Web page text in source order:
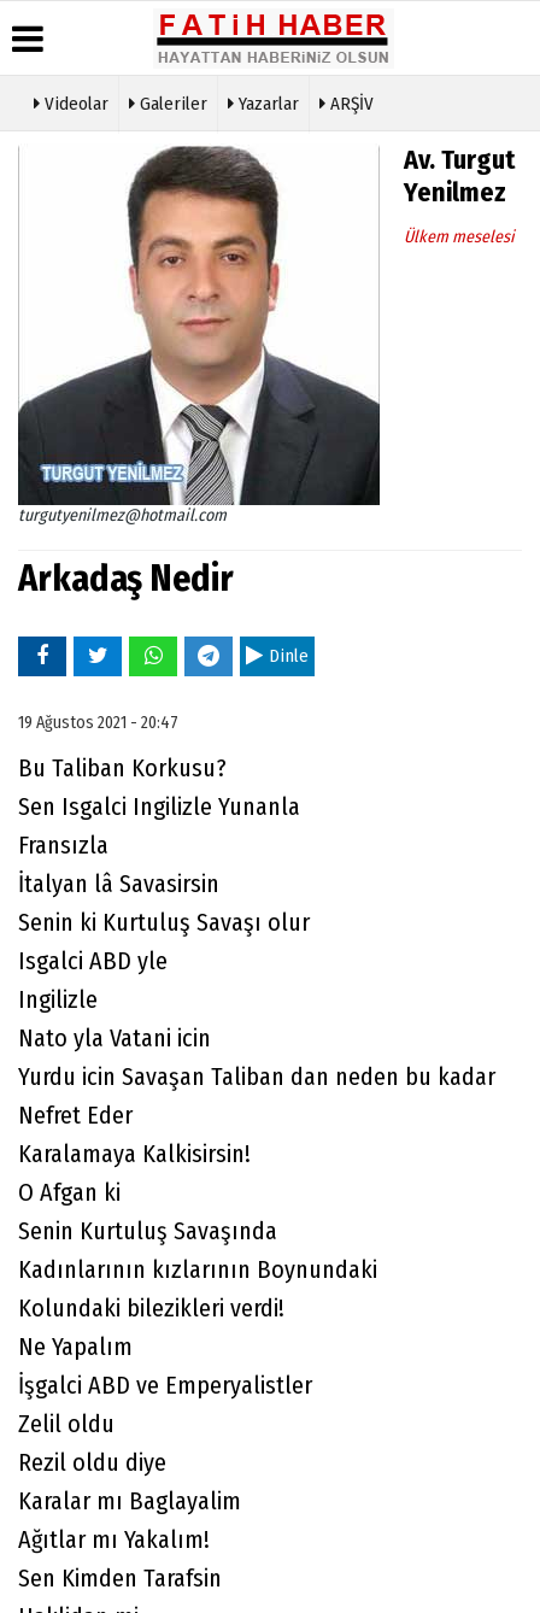
Haberleri
Biyografiler
Künye
İletişim
Politikası
Videolar Galeriler Yazarlar ARŞİV
Av. Turgut
Yenilmez
Ülkem meselesi
turgutyenilmez@hotmail.com
Arkadaş Nedir
Dinle
19 Ağustos 2021 - 20:47
Bu Taliban Korkusu?
Sen Isgalci Ingilizle Yunanla
Fransızla
İtalyan lâ Savasirsin
Senin ki Kurtuluş Savaşı olur
Isgalci ABD yle
Ingilizle
Nato yla Vatani icin
Yurdu icin Savaşan Taliban dan neden bu kadar
Nefret Eder
Karalamaya Kalkisirsin!
O Afgan ki
Senin Kurtuluş Savaşında
Kadınlarının kızlarının Boynundaki
Kolundaki bilezikleri verdi!
Ne Yapalım
İşgalci ABD ve Emperyalistler
Zelil oldu
Rezil oldu diye
Karalar mı Baglayalim
Ağıtlar mı Yakalım!
Sen Kimden Tarafsin